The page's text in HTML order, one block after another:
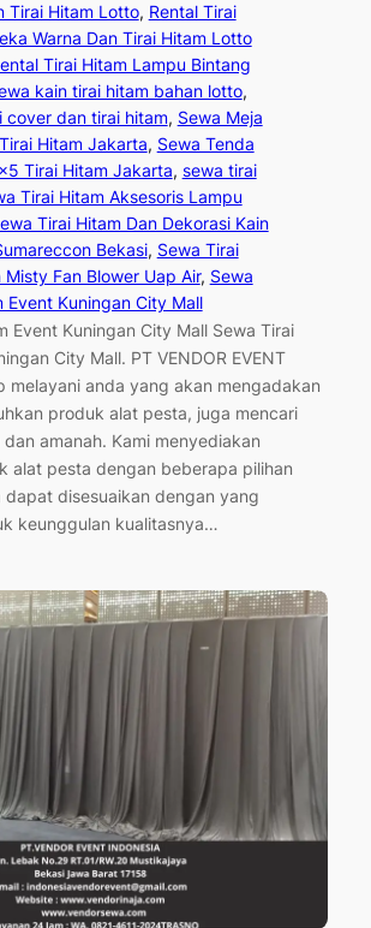
Tirai Hitam Lotto, Rental Tirai
Warna Dan Tirai Hitam Lotto
Tirai Hitam Lampu Bintang
kain tirai hitam bahan lotto
cover dan tirai hitam, Sewa Meja
Hitam Jakarta, Sewa Tenda
Tirai Hitam Jakarta, sewa tirai
Tirai Hitam Aksesoris Lampu
Tirai Hitam Dan Dekorasi Kain
Bekasi, Sewa Tirai
Misty Fan Blower Uap Air, Sewa
Event Kuningan City Mall
Event Kuningan City Mall Sewa Tirai
City Mall. PT VENDOR EVENT
melayani anda yang akan mengadakan
produk alat pesta, juga mencari
amanah. Kami menyediakan
alat pesta dengan beberapa pilihan
dapat disesuaikan dengan yang
keunggulan kualitasnya…